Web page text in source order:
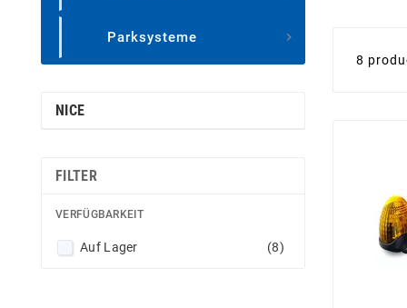
Parksysteme 
NICE
FILTER
VERFÜGBARKEIT
Auf Lager (8)
8